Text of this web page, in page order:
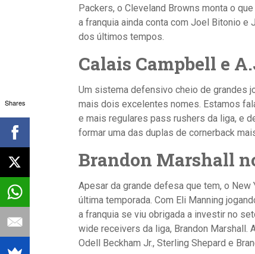
Packers, o Cleveland Browns monta o
a franquia ainda conta com Joel Bitonio
dos últimos tempos.
Calais Campbell e
Um sistema defensivo cheio de grandes
mais dois excelentes nomes. Estamos
e mais regulares pass rushers da liga, e
formar uma das duplas de cornerback
Brandon Marshall
Apesar da grande defesa que tem, o
última temporada. Com Eli Manning
a franquia se viu obrigada a investir no
wide receivers da liga, Brandon Marshall.
Odell Beckham Jr., Sterling Shepard e
Shares